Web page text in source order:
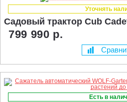
Уточнять
Садовый трактор Cub
799 990 р.
Есть в